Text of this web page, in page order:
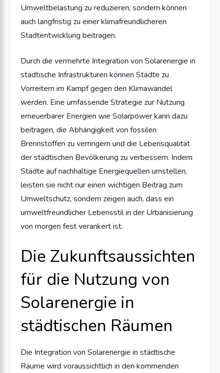
Umweltbelastung zu reduzieren, sondern können
auch langfristig zu einer klimafreundlicheren
Stadtentwicklung beitragen.
Durch die vermehrte Integration von Solarenergie in
städtische Infrastrukturen können Städte zu
Vorreitern im Kampf gegen den Klimawandel
werden. Eine umfassende Strategie zur Nutzung
erneuerbarer Energien wie Solarpower kann dazu
beitragen, die Abhängigkeit von fossilen
Brennstoffen zu verringern und die Lebensqualität
der städtischen Bevölkerung zu verbessern. Indem
Städte auf nachhaltige Energiequellen umstellen,
leisten sie nicht nur einen wichtigen Beitrag zum
Umweltschutz, sondern zeigen auch, dass ein
umweltfreundlicher Lebensstil in der Urbanisierung
von morgen fest verankert ist.
Die Zukunftsaussichten
für die Nutzung von
Solarenergie in
städtischen Räumen
Die Integration von Solarenergie in städtische
Räume wird voraussichtlich in den kommenden